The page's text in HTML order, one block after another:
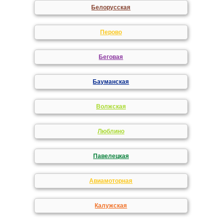
Белорусская
Перово
Беговая
Бауманская
Волжская
Люблино
Павелецкая
Авиамоторная
Калужская